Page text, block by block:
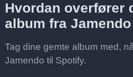
Hvordan overfører
album fra
Tag dine gemte album med,
Jamendo til Spotify.